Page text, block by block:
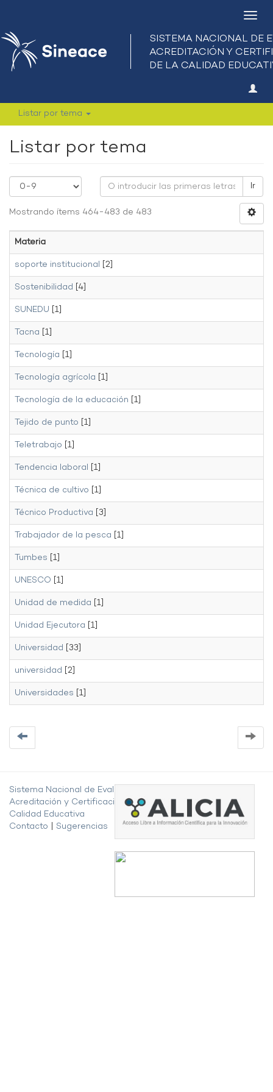
Listar por tema
Listar por tema
Ir
Mostrando ítems 464-483 de 483
Materia
soporte institucional [2]
Sostenibilidad [4]
SUNEDU [1]
Tacna [1]
Tecnología [1]
Tecnología agrícola [1]
Tecnología de la educación [1]
Tejido de punto [1]
Teletrabajo [1]
Tendencia laboral [1]
Técnica de cultivo [1]
Técnico Productiva [3]
Trabajador de la pesca [1]
Tumbes [1]
UNESCO [1]
Unidad de medida [1]
Unidad Ejecutora [1]
Universidad [33]
universidad [2]
Universidades [1]
Sistema Nacional de Evaluación,
Acreditación y Certificación de la
Calidad Educativa
Contacto
Sugerencias